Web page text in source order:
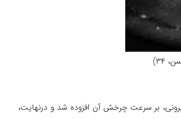
بر سرعت چرخش آن افزوده شد و درنهایت،